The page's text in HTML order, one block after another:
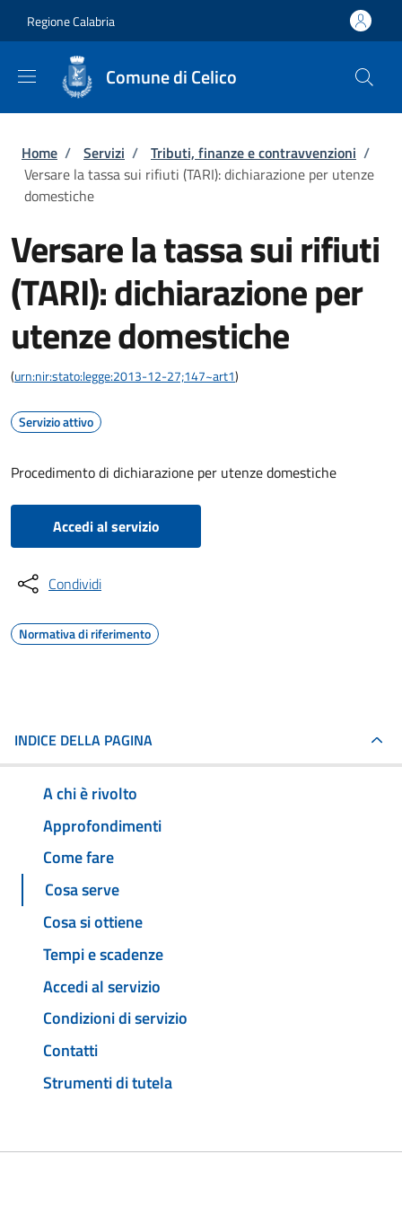
Regione Calabria
Comune di Celico
Briciole di pane
Home / Servizi / Tributi, finanze e contravvenzioni /
Versare la tassa sui rifiuti (TARI): dichiarazione per utenze
domestiche
Versare la tassa sui rifiuti
(TARI): dichiarazione per
utenze domestiche
(urn:nir:stato:legge:2013-12-27;147~art1)
Servizio attivo
Procedimento di dichiarazione per utenze domestiche
Accedi al servizio
Condividi
Normativa di riferimento
INDICE DELLA PAGINA
A chi è rivolto
Approfondimenti
Come fare
Cosa serve
Cosa si ottiene
Tempi e scadenze
Accedi al servizio
Condizioni di servizio
Contatti
Strumenti di tutela